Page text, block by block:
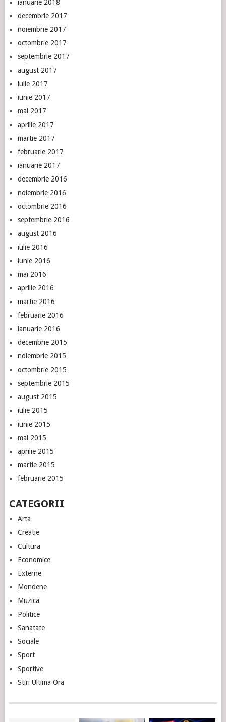
ianuarie 2018
decembrie 2017
noiembrie 2017
octombrie 2017
septembrie 2017
august 2017
iulie 2017
iunie 2017
mai 2017
aprilie 2017
martie 2017
februarie 2017
ianuarie 2017
decembrie 2016
noiembrie 2016
octombrie 2016
septembrie 2016
august 2016
iulie 2016
iunie 2016
mai 2016
aprilie 2016
martie 2016
februarie 2016
ianuarie 2016
decembrie 2015
noiembrie 2015
octombrie 2015
septembrie 2015
august 2015
iulie 2015
iunie 2015
mai 2015
aprilie 2015
martie 2015
februarie 2015
CATEGORII
Arta
Creatie
Cultura
Economice
Externe
Mondene
Muzica
Politice
Sanatate
Sociale
Sport
Sportive
Stiri Ultima Ora